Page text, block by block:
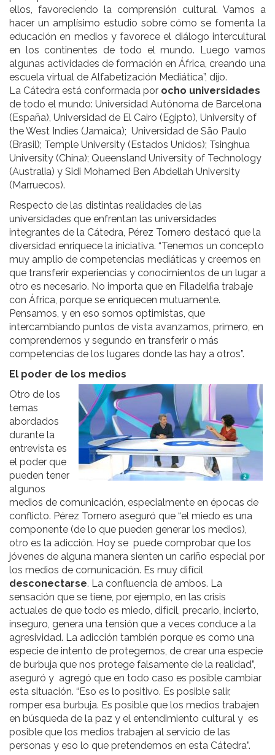
ellos, favoreciendo la comprensión cultural. Vamos a
hacer un amplísimo estudio sobre cómo se fomenta la
educación en medios y favorece el diálogo intercultural
en los continentes de todo el mundo. Luego vamos
algunas actividades de formación en África, creando una
escuela virtual de Alfabetización Mediática”, dijo.
La Cátedra está conformada por ocho universidades
de todo el mundo: Universidad Autónoma de Barcelona
(España), Universidad de El Cairo (Egipto), University of
the West Indies (Jamaica); Universidad de São Paulo
(Brasil); Temple University (Estados Unidos); Tsinghua
University (China); Queensland University of Technology
(Australia) y Sidi Mohamed Ben Abdellah University
(Marruecos).
Respecto de las distintas realidades de las
universidades que enfrentan las universidades
integrantes de la Cátedra, Pérez Tornero destacó que la
diversidad enriquece la iniciativa. “Tenemos un concepto
muy amplio de competencias mediáticas y creemos en
que transferir experiencias y conocimientos de un lugar a
otro es necesario. No importa que en Filadelfia trabaje
con África, porque se enriquecen mutuamente.
Pensamos, y en eso somos optimistas, que
intercambiando puntos de vista avanzamos, primero, en
comprendernos y segundo en transferir o más
competencias de los lugares donde las hay a otros”.
El poder de los medios
Otro de los
temas
abordados
durante la
entrevista es
el poder que
pueden tener
algunos
medios de comunicación, especialmente en épocas de
conflicto. Pérez Tornero aseguró que “el miedo es una
componente (de lo que pueden generar los medios),
otro es la adicción. Hoy se puede comprobar que los
jóvenes de alguna manera sienten un cariño especial por
los medios de comunicación. Es muy difícil
desconectarse. La confluencia de ambos. La
sensación que se tiene, por ejemplo, en las crisis
actuales de que todo es miedo, difícil, precario, incierto,
inseguro, genera una tensión que a veces conduce a la
agresividad. La adicción también porque es como una
especie de intento de protegernos, de crear una especie
de burbuja que nos protege falsamente de la realidad”,
aseguró y agregó que en todo caso es posible cambiar
esta situación. “Eso es lo positivo. Es posible salir,
romper esa burbuja. Es posible que los medios trabajen
en búsqueda de la paz y el entendimiento cultural y es
posible que los medios trabajen al servicio de las
personas y eso lo que pretendemos en esta Cátedra”.